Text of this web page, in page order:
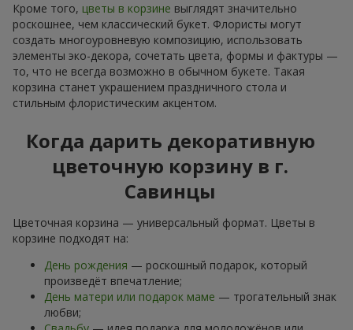
Кроме того, цветы в корзине выглядят значительно
роскошнее, чем классический букет. Флористы могут
создать многоуровневую композицию, использовать
элементы эко-декора, сочетать цвета, формы и фактуры —
то, что не всегда возможно в обычном букете. Такая
корзина станет украшением праздничного стола и
стильным флористическим акцентом.
Когда дарить декоративную
цветочную корзину в г.
Савинцы
Цветочная корзина — универсальный формат. Цветы в
корзине подходят на:
День рождения — роскошный подарок, который
произведёт впечатление;
День матери или подарок маме — трогательный знак
любви;